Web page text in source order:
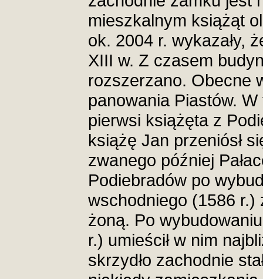
mieszkalnym książąt
ok. 2004 r. wykazały,
XIII w. Z czasem
rozszerzano. Obecne
panowania Piastów.
pierwsi książęta z
książę Jan przeniósł
zwanego później
Podiebradów po
wschodniego (1586 r.)
żoną. Po
r.) umieścił w nim
skrzydło zachodnie